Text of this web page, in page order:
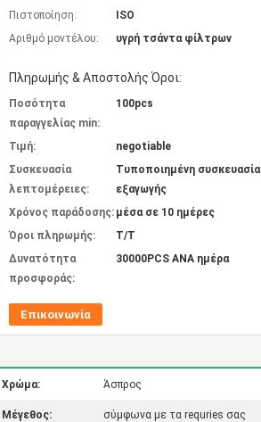
Πιστοποίηση:
ISO
Αριθμό μοντέλου:
υγρή τσάντα φίλτρων
Πληρωμής & Αποστολής Όροι:
Ποσότητα
παραγγελίας min:
100pcs
Τιμή:
negotiable
Συσκευασία
λεπτομέρειες:
Τυποποιημένη συσκευασία
εξαγωγής
Χρόνος παράδοσης: μέσα σε 10 ημέρες
Όροι πληρωμής:
T/T
Δυνατότητα
προσφοράς:
30000PCS ΑΝΑ ημέρα
Επικοινωνία
Χρώμα: Άσπρος
Μέγεθος: σύμφωνα με τα requries σας